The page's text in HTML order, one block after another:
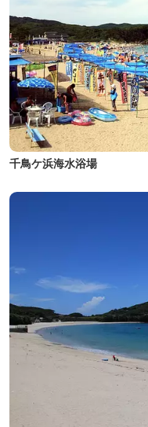
千鳥ケ浜海水浴場